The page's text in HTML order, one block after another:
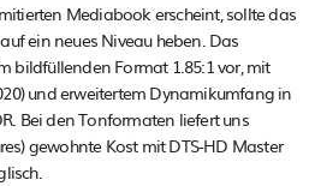
Mediabook erscheint, sollte das
ein neues Niveau heben. Das
bildfüllenden Format 1.85:1 vor, mit
und erweitertem Dynamikumfang in
Bei den Tonformaten liefert uns
gewohnte Kost mit DTS-HD Master